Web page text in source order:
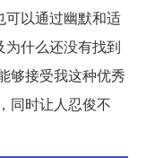
可以通过幽默和适
什么还没有找到
够接受我这种优秀
同时让人忍俊不